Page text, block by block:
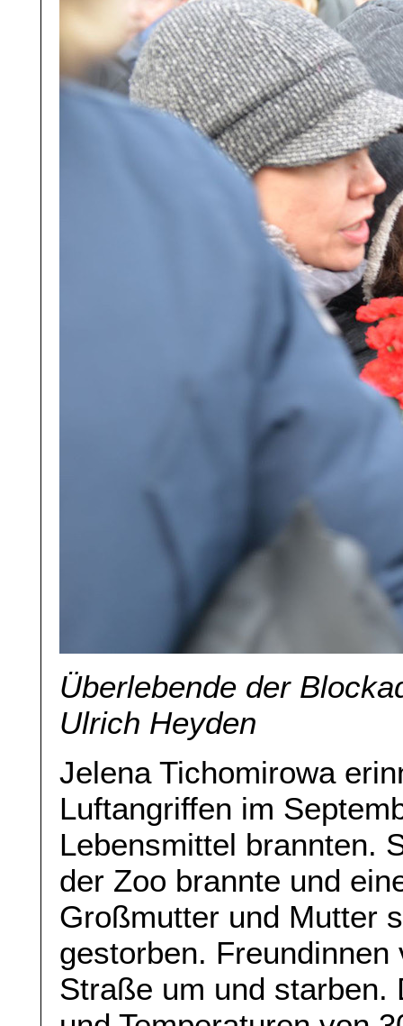
Überlebende der
Ulrich Heyden
Jelena Tichomirowa
Luftangriffen im
Lebensmittel brannten.
der Zoo brannte und
Großmutter und Mutter
gestorben.
Straße um und starben.